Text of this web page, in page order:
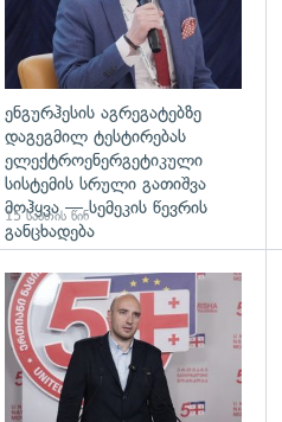
ენგურჰესის აგრეგატებზე
დაგეგმილ ტესტირებას
ელექტროენერგეტიკული
სისტემის სრული გათიშვა
მოჰყვა — სემეკის წევრის
განცხადება
15 საათის წინ
გადახედვა